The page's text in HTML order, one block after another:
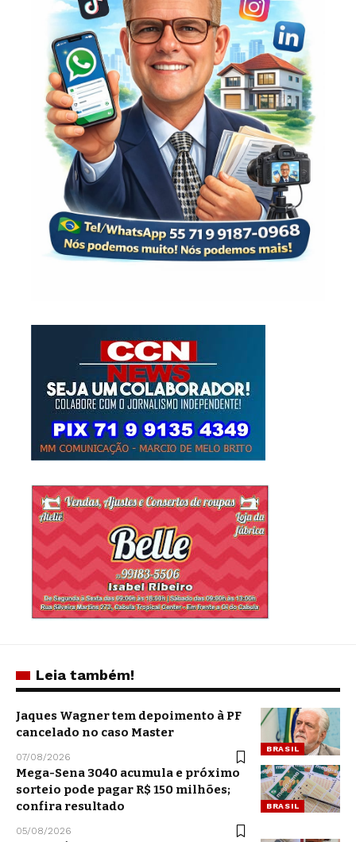
Leia também!
BRASIL
Jaques Wagner tem depoimento à PF
cancelado no caso Master
07/08/2026
BRASIL
Mega-Sena 3040 acumula e próximo
sorteio pode pagar R$ 150 milhões;
confira resultado
05/08/2026